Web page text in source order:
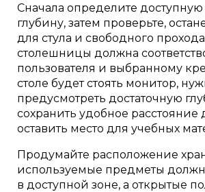
Сначала определите
глубину, затем проверьте,
для стула и свободного
столешницы должна
пользователя и выбранному
столе будет стоять монитор,
предусмотреть достаточную
сохранить удобное расстояние
оставить место для учебных
Продумайте расположение
используемые предметы
в доступной зоне, а открытые